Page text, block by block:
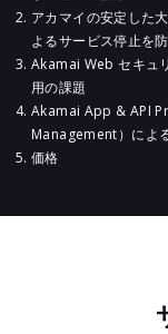
アカマイの安定した
よるサービス停止を
Akamai Web セキュ
用の課題
Akamai App & API
Management）によ
価格